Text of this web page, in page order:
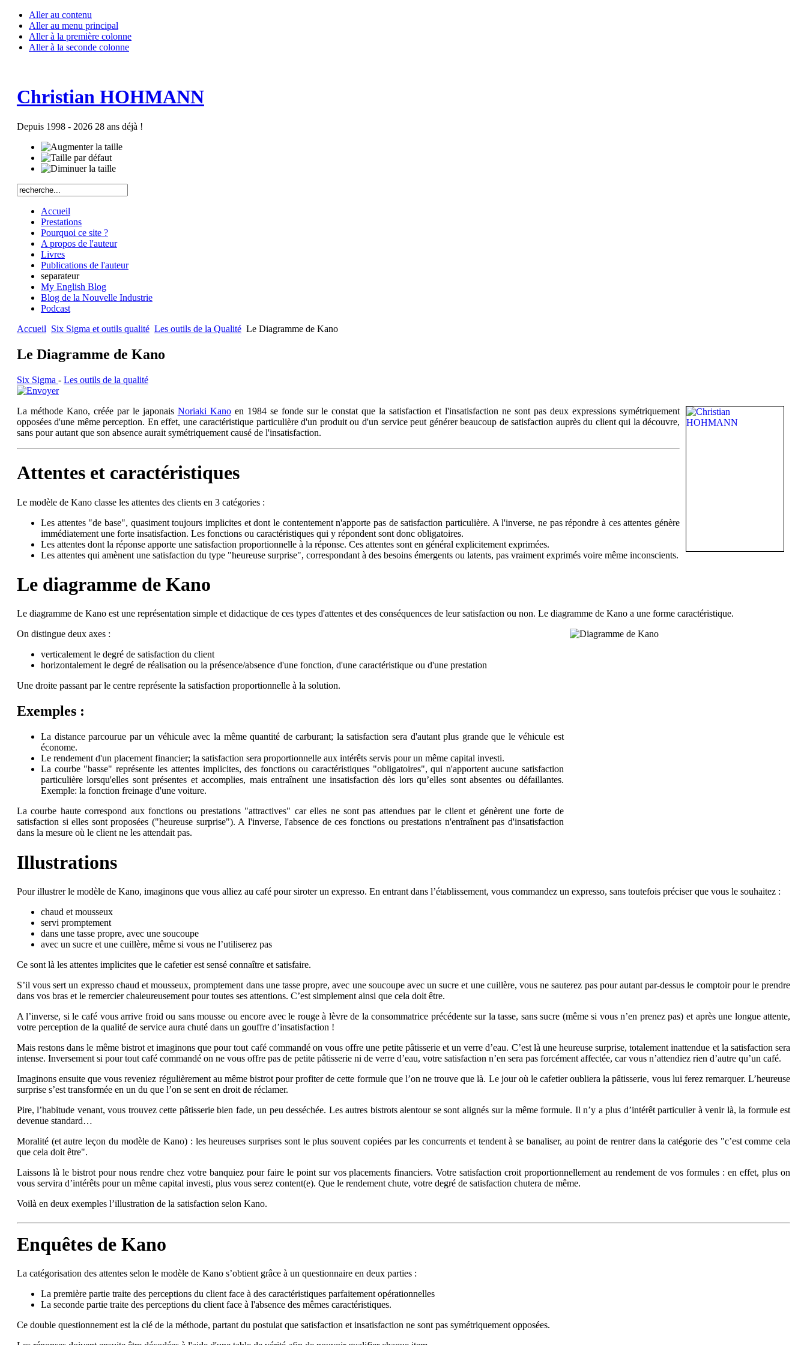
Aller au contenu
Aller au menu principal
Aller à la première colonne
Aller à la seconde colonne
Christian HOHMANN
Depuis 1998 - 2026 28 ans déjà !
Accueil
Prestations
Pourquoi ce site ?
A propos de l'auteur
Livres
Publications de l'auteur
separateur
My English Blog
Blog de la Nouvelle Industrie
Podcast
Accueil Six Sigma et outils qualité Les outils de la Qualité Le Diagramme de Kano
Le Diagramme de Kano
Six Sigma - Les outils de la qualité
La méthode Kano, créée par le japonais Noriaki Kanoen 1984 se fonde sur le constat que la satisfaction et l'insatisfaction ne sont pas deux expressions symétriquement
opposées d'une même perception. En effet, une caractéristique particulière d'un produit ou d'un service peut générer beaucoup de satisfaction auprès du client qui la découvre,
sans pour autant que son absence aurait symétriquement causé de l'insatisfaction.
Attentes et caractéristiques
Le modèle de Kano classe les attentes des clients en 3 catégories :
Les attentes "de base", quasiment toujours implicites et dont le contentement n'apporte pas de satisfaction particulière. A l'inverse, ne pas répondre à ces attentes génère
immédiatement une forte insatisfaction. Les fonctions ou caractéristiques qui y répondent sont donc obligatoires.
Les attentes dont la réponse apporte une satisfaction proportionnelle à la réponse. Ces attentes sont en général explicitement exprimées.
Les attentes qui amènent une satisfaction du type "heureuse surprise", correspondant à des besoins émergents ou latents, pas vraiment exprimés voire même inconscients.
Le diagramme de Kano
Le diagramme de Kano est une représentation simple et didactique de ces types d'attentes et des conséquences de leur satisfaction ou non. Le diagramme de Kano a une forme caractéristique.
On distingue deux axes :
verticalement le degré de satisfaction du client
horizontalement le degré de réalisation ou la présence/absence d'une fonction, d'une caractéristique ou d'une prestation
Une droite passant par le centre représente la satisfaction proportionnelle à la solution.
Exemples :
La distance parcourue par un véhicule avec la même quantité de carburant; la satisfaction sera d'autant plus grande que le véhicule est
économe.
Le rendement d'un placement financier; la satisfaction sera proportionnelle aux intérêts servis pour un même capital investi.
La courbe "basse" représente les attentes implicites, des fonctions ou caractéristiques "obligatoires", qui n'apportent aucune satisfaction
particulière lorsqu'elles sont présentes et accomplies, mais entraînent une insatisfaction dès lors qu’elles sont absentes ou défaillantes.
Exemple: la fonction freinage d'une voiture.
La courbe haute correspond aux fonctions ou prestations "attractives" car elles ne sont pas attendues par le client et génèrent une forte de
satisfaction si elles sont proposées ("heureuse surprise"). A l'inverse, l'absence de ces fonctions ou prestations n'entraînent pas d'insatisfaction
dans la mesure où le client ne les attendait pas.
Illustrations
Pour illustrer le modèle de Kano, imaginons que vous alliez au café pour siroter un expresso. En entrant dans l’établissement, vous commandez un expresso, sans toutefois préciser que vous le souhaitez :
chaud et mousseux
servi promptement
dans une tasse propre, avec une soucoupe
avec un sucre et une cuillère, même si vous ne l’utiliserez pas
Ce sont là les attentes implicites que le cafetier est sensé connaître et satisfaire.
S’il vous sert un expresso chaud et mousseux, promptement dans une tasse propre, avec une soucoupe avec un sucre et une cuillère, vous ne sauterez pas pour autant par-dessus le comptoir pour le prendre
dans vos bras et le remercier chaleureusement pour toutes ses attentions. C’est simplement ainsi que cela doit être.
A l’inverse, si le café vous arrive froid ou sans mousse ou encore avec le rouge à lèvre de la consommatrice précédente sur la tasse, sans sucre (même si vous n’en prenez pas) et après une longue attente,
votre perception de la qualité de service aura chuté dans un gouffre d’insatisfaction !
Mais restons dans le même bistrot et imaginons que pour tout café commandé on vous offre une petite pâtisserie et un verre d’eau. C’est là une heureuse surprise, totalement inattendue et la satisfaction sera
intense. Inversement si pour tout café commandé on ne vous offre pas de petite pâtisserie ni de verre d’eau, votre satisfaction n’en sera pas forcément affectée, car vous n’attendiez rien d’autre qu’un café.
Imaginons ensuite que vous reveniez régulièrement au même bistrot pour profiter de cette formule que l’on ne trouve que là. Le jour où le cafetier oubliera la pâtisserie, vous lui ferez remarquer. L’heureuse
surprise s’est transformée en un du que l’on se sent en droit de réclamer.
Pire, l’habitude venant, vous trouvez cette pâtisserie bien fade, un peu desséchée. Les autres bistrots alentour se sont alignés sur la même formule. Il n’y a plus d’intérêt particulier à venir là, la formule est
devenue standard…
Moralité (et autre leçon du modèle de Kano) : les heureuses surprises sont le plus souvent copiées par les concurrents et tendent à se banaliser, au point de rentrer dans la catégorie des "c’est comme cela
que cela doit être".
Laissons là le bistrot pour nous rendre chez votre banquiez pour faire le point sur vos placements financiers. Votre satisfaction croit proportionnellement au rendement de vos formules : en effet, plus on
vous servira d’intérêts pour un même capital investi, plus vous serez content(e). Que le rendement chute, votre degré de satisfaction chutera de même.
Voilà en deux exemples l’illustration de la satisfaction selon Kano.
Enquêtes de Kano
La catégorisation des attentes selon le modèle de Kano s’obtient grâce à un questionnaire en deux parties :
La première partie traite des perceptions du client face à des caractéristiques parfaitement opérationnelles
La seconde partie traite des perceptions du client face à l'absence des mêmes caractéristiques.
Ce double questionnement est la clé de la méthode, partant du postulat que satisfaction et insatisfaction ne sont pas symétriquement opposées.